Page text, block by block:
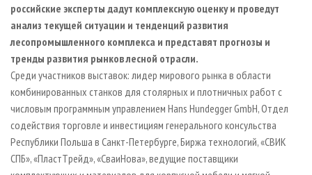
российские эксперты дадут комплексную оценку и проведут
анализ текущей ситуации и тенденций развития
лесопромышленного комплекса и представят прогнозы и
тренды развития рынков лесной отрасли.
Среди участников выставок: лидер мирового рынка в области
комбинированных станков для столярных и плотничных работ с
числовым программным управлением Hans Hundegger GmbH, Отдел
содействия торговле и инвестициям генерального консульства
Республики Польша в Санкт-Петербурге, Биржа технологий, «СВИК
СПБ», «ПластTрейд», «СваиНова», ведущие поставщики